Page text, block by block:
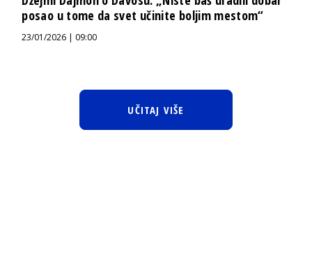
posao u tome da svet učinite boljim mestom“
23/01/2026 | 09:00
UČITAJ VIŠE